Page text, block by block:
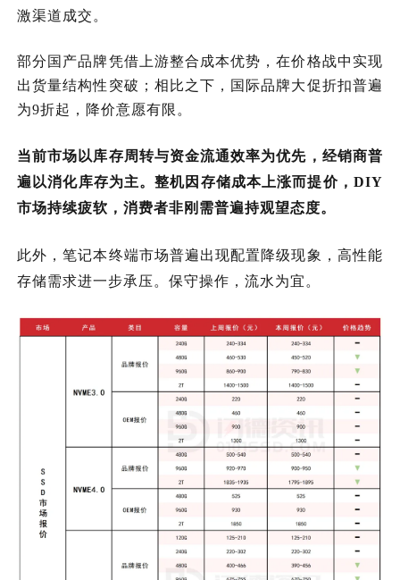
激渠道成交。
部分国产品牌凭借上游整合成本优势，在价格战中实现
出货量结构性突破；相比之下，国际品牌大促折扣普遍
为9折起，降价意愿有限。
当前市场以库存周转与资金流通效率为优先，经销商普
遍以消化库存为主。整机因存储成本上涨而提价，DIY
市场持续疲软，消费者非刚需普遍持观望态度。
此外，笔记本终端市场普遍出现配置降级现象，高性能
存储需求进一步承压。保守操作，流水为宜。